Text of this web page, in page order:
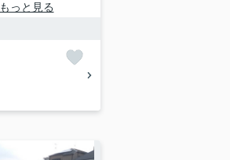
もっと見る